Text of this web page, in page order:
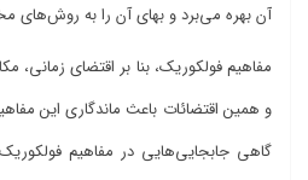
آن بهره میبرد و بهای آن را به روشهای
مفاهیم فولکوریک، بنا بر اقتضای زمانی،
و همین اقتضائات باعث ماندگاری این
گاهی جابجاییهایی در مفاهیم